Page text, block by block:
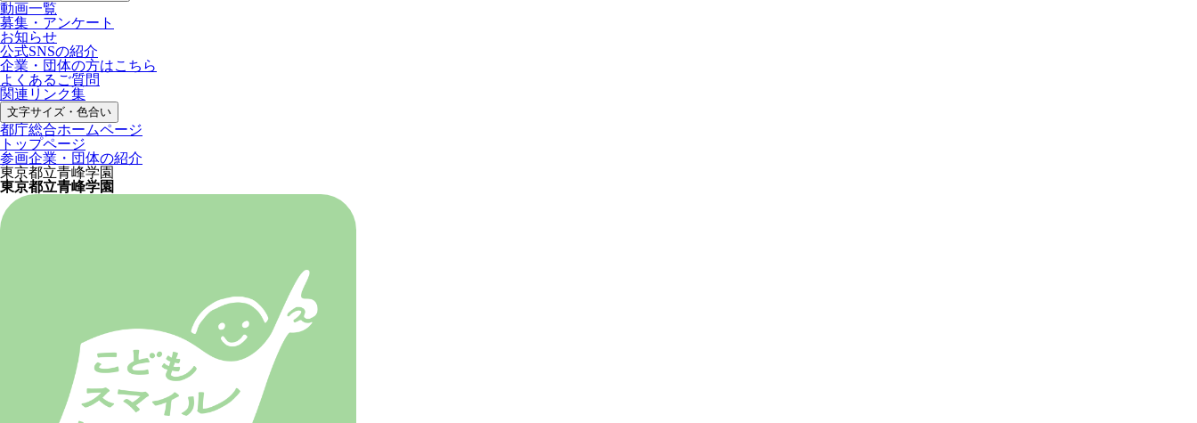
動画一覧
募集・ アンケート
お知らせ
公式SNSの紹介
企業・団体の方はこちら
よくあるご質問
関連リンク集
文字サイズ・色合い
都庁総合ホームページ
トップページ
参画企業・団体の紹介
東京都立青峰学園
東京都立青峰学園